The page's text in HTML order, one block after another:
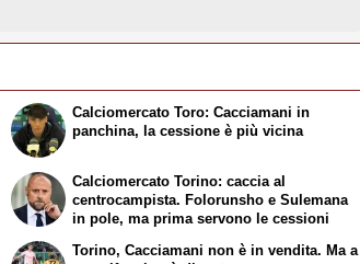
Calciomercato Toro: Cacciamani in
panchina, la cessione è più vicina
Calciomercato Torino: caccia al
centrocampista. Folorunsho e Sulemana
in pole, ma prima servono le cessioni
Torino, Cacciamani non è in vendita. Ma a